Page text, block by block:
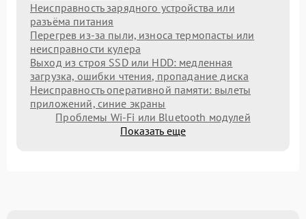
Неисправность зарядного устройства или
разъёма питания
Перегрев из‑за пыли, износа термопасты или
неисправности кулера
Выход из строя SSD или HDD: медленная
загрузка, ошибки чтения, пропадание диска
Неисправность оперативной памяти: вылеты
приложений, синие экраны
Проблемы Wi‑Fi или Bluetooth модулей
Показать еще